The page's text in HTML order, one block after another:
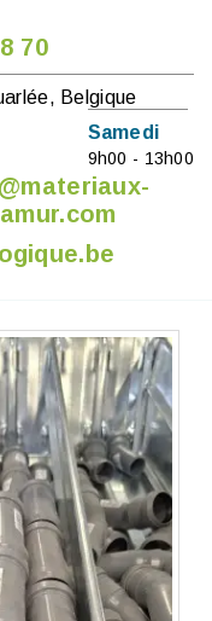
70
Belgique
Samedi
9h00 - 13h00